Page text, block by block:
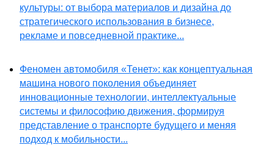
культуры: от выбора материалов и дизайна до
стратегического использования в бизнесе,
рекламе и повседневной практике...
Феномен автомобиля «Тенет»: как концептуальная
машина нового поколения объединяет
инновационные технологии, интеллектуальные
системы и философию движения, формируя
представление о транспорте будущего и меняя
подход к мобильности...